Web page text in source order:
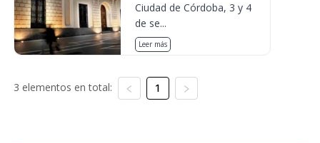
Ciudad de Córdoba, 3 y 4
de se...
Leer más
3 elementos en total: 1